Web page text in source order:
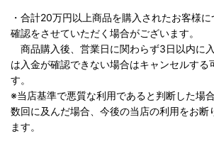
・合計20万円以上商品を購入されたお客様
確認をさせていただく場合がございます。
商品購入後、営業日に関わらず3日以内に
は入金が確認できない場合はキャンセルする
す。
※当店基準で悪質な利用であると判断した場
数回に及んだ場合、今後の当店の利用をお断
ます。